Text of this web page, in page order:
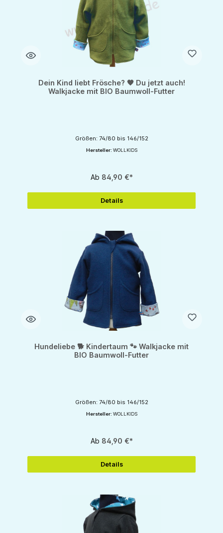
Dein Kind liebt Frösche? 🧡 Du jetzt auch!
Walkjacke mit BIO Baumwoll-Futter
Größen: 74/80 bis 146/152
Hersteller: WOLLKIDS
Ab 84,90 €*
Details
Hundeliebe 🐕 Kindertaum 🐾 Walkjacke mit
BIO Baumwoll-Futter
Größen: 74/80 bis 146/152
Hersteller: WOLLKIDS
Ab 84,90 €*
Details